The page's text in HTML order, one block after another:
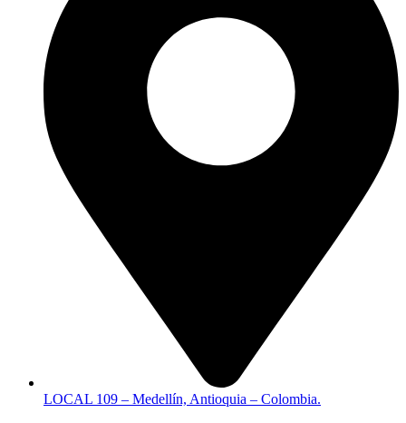
LOCAL 109 – Medellín, Antioquia – Colombia.